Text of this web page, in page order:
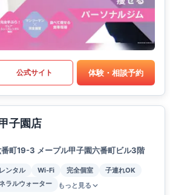
公式サイト 体験・相談予約
子園店
町19-3 メープル甲子園六番町ビル3階
ンタル Wi-Fi 完全個室
子連れOK
ラルウォーター もっと見る